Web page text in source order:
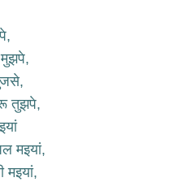
तुझपे,
मइयां,
मइयां,